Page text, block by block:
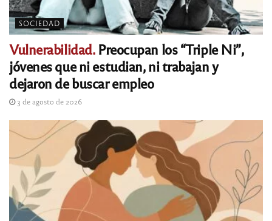
SOCIEDAD
Vulnerabilidad.Preocupan los “Triple Ni”,
jóvenes que ni estudian, ni trabajan y
dejaron de buscar empleo
3 de agosto de 2026